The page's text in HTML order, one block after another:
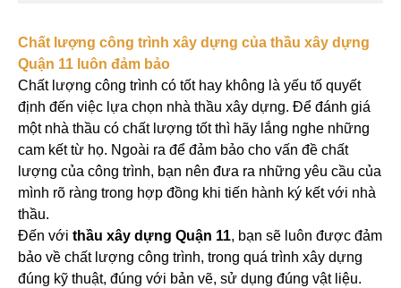
Chất lượng công trình xây dựng của thầu xây dựng
Quận 11 luôn đảm bảo
Chất lượng công trình có tốt hay không là yếu tố quyết
định đến việc lựa chọn nhà thầu xây dựng. Để đánh giá
một nhà thầu có chất lượng tốt thì hãy lắng nghe những
cam kết từ họ. Ngoài ra để đảm bảo cho vấn đề chất
lượng của công trình, bạn nên đưa ra những yêu cầu của
mình rõ ràng trong hợp đồng khi tiến hành ký kết với nhà
thầu.
Đến với thầu xây dựng Quận 11, bạn sẽ luôn được đảm
bảo về chất lượng công trình, trong quá trình xây dựng
đúng kỹ thuật, đúng với bản vẽ, sử dụng đúng vật liệu.